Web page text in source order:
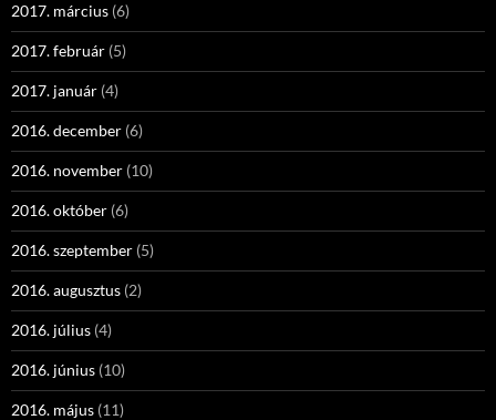
2017. március (6)
2017. február (5)
2017. január (4)
2016. december (6)
2016. november (10)
2016. október (6)
2016. szeptember (5)
2016. augusztus (2)
2016. július (4)
2016. június (10)
2016. május (11)